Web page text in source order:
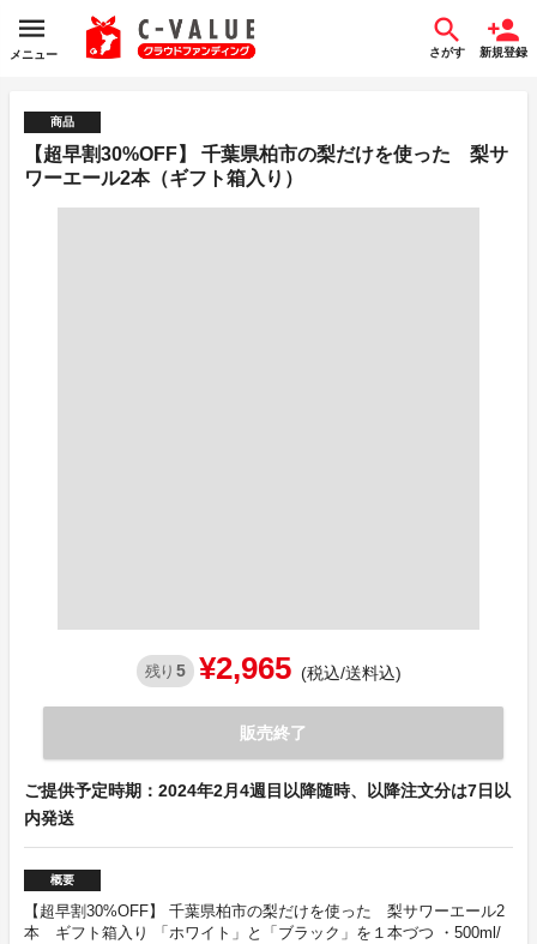
メニュー さがす 新規登録
商品
【超早割30%OFF】 千葉県柏市の梨だけを使った 梨サ
ワーエール2本（ギフト箱入り）
残り 5 ¥2,965 (税込/送料込)
販売終了
ご提供予定時期：2024年2月4週目以降随時、以降注文分は7日以
内発送
概要
【超早割30%OFF】 千葉県柏市の梨だけを使った 梨サワーエール2
本 ギフト箱入り 「ホワイト」と「ブラック」を１本づつ ・500ml/